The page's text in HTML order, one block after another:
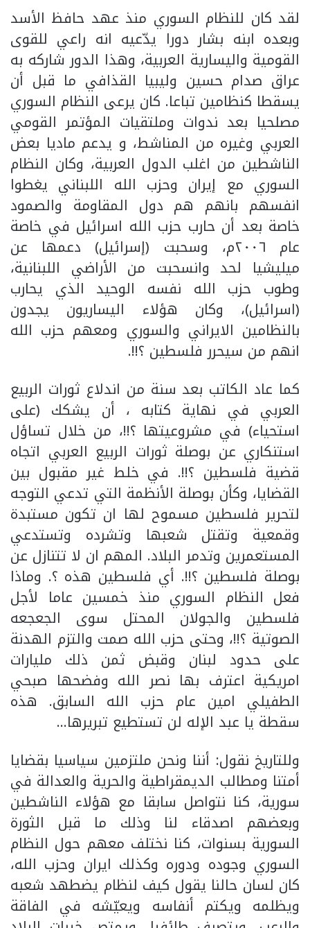
لقد كان للنظام السوري منذ عهد حافظ الأسد
وبعده ابنه بشار دورا يدّعيه انه راعي للقوى
القومية واليسارية العربية، وهذا الدور شاركه به
عراق صدام حسين وليبيا القذافي ما قبل أن
يسقطا كنظامين تباعا. كان يرعى النظام السوري
مصلحيا بعد ندوات وملتقيات المؤتمر القومي
العربي وغيره من المناشط، و يدعم ماديا بعض
الناشطين من اغلب الدول العربية، وكان النظام
السوري مع إيران وحزب الله اللبناني يغطوا
انفسهم بانهم هم دول المقاومة والصمود
خاصة بعد أن حارب حزب الله اسرائيل في خاصة
عام ٢٠٠٦م، وسحبت (إسرائيل) دعمها عن
ميليشيا لحد وانسحبت من الأراضي اللبنانية،
وطوب حزب الله نفسه الوحيد الذي يحارب
(اسرائيل)، وكان هؤلاء اليساريون يجدون
بالنظامين الايراني والسوري ومعهم حزب الله
انهم من سيحرر فلسطين ؟!!.
كما عاد الكاتب بعد سنة من اندلاع ثورات الربيع
العربي في نهاية كتابه ، أن يشكك (على
استحياء) في مشروعيتها ؟!!، من خلال تساؤل
استنكاري عن بوصلة ثورات الربيع العربي اتجاه
قضية فلسطين ؟!!. في خلط غير مقبول بين
القضايا، وكأن بوصلة الأنظمة التي تدعي التوجه
لتحرير فلسطين مسموح لها ان تكون مستبدة
وقمعية وتقتل شعبها وتشرده وتستدعي
المستعمرين وتدمر البلاد. المهم ان لا تتنازل عن
بوصلة فلسطين ؟!!. أي فلسطين هذه ؟. وماذا
فعل النظام السوري منذ خمسين عاما لأجل
فلسطين والجولان المحتل سوى الجعجعه
الصوتية ؟!!، وحتى حزب الله صمت والتزم الهدنة
على حدود لبنان وقبض ثمن ذلك مليارات
امريكية اعترف بها نصر الله وفضحها صبحي
الطفيلي امين عام حزب الله السابق. هذه
سقطة يا عبد الإله لن تستطيع تبريرها…
وللتاريخ نقول: أننا ونحن ملتزمين سياسيا بقضايا
أمتنا ومطالب الديمقراطية والحرية والعدالة في
سورية، كنا نتواصل سابقا مع هؤلاء الناشطين
وبعضهم اصدقاء لنا وذلك ما قبل الثورة
السورية بسنوات، كنا نختلف معهم حول النظام
السوري وجوده ودوره وكذلك ايران وحزب الله،
كان لسان حالنا يقول كيف لنظام يضطهد شعبه
ويظلمه ويكتم أنفاسه ويعيّشه في الفاقة